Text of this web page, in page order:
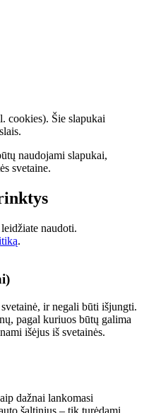
cookies). Šie slapukai
naudojami slapukai,
svetaine.
naudoti.
.
ir negali būti išjungti.
pagal kuriuos būtų galima
išėjus iš svetainės.
dažnai lankomasi